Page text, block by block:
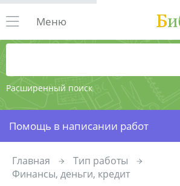
Расширенный поиск
Меню
Помощь в написании работ
Главная
Тип работы
Финансы, деньги, кредит